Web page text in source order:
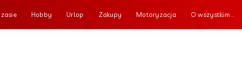
Hobby Urlop Zakupy Motoryzacja O wszystkim …